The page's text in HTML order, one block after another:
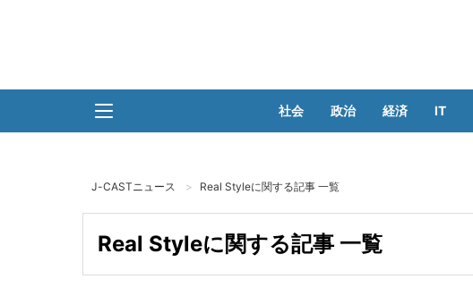
社会 政治 経済 IT
J-CASTニュース Real Styleに関する記事 一覧
Real Styleに関する記事 一覧